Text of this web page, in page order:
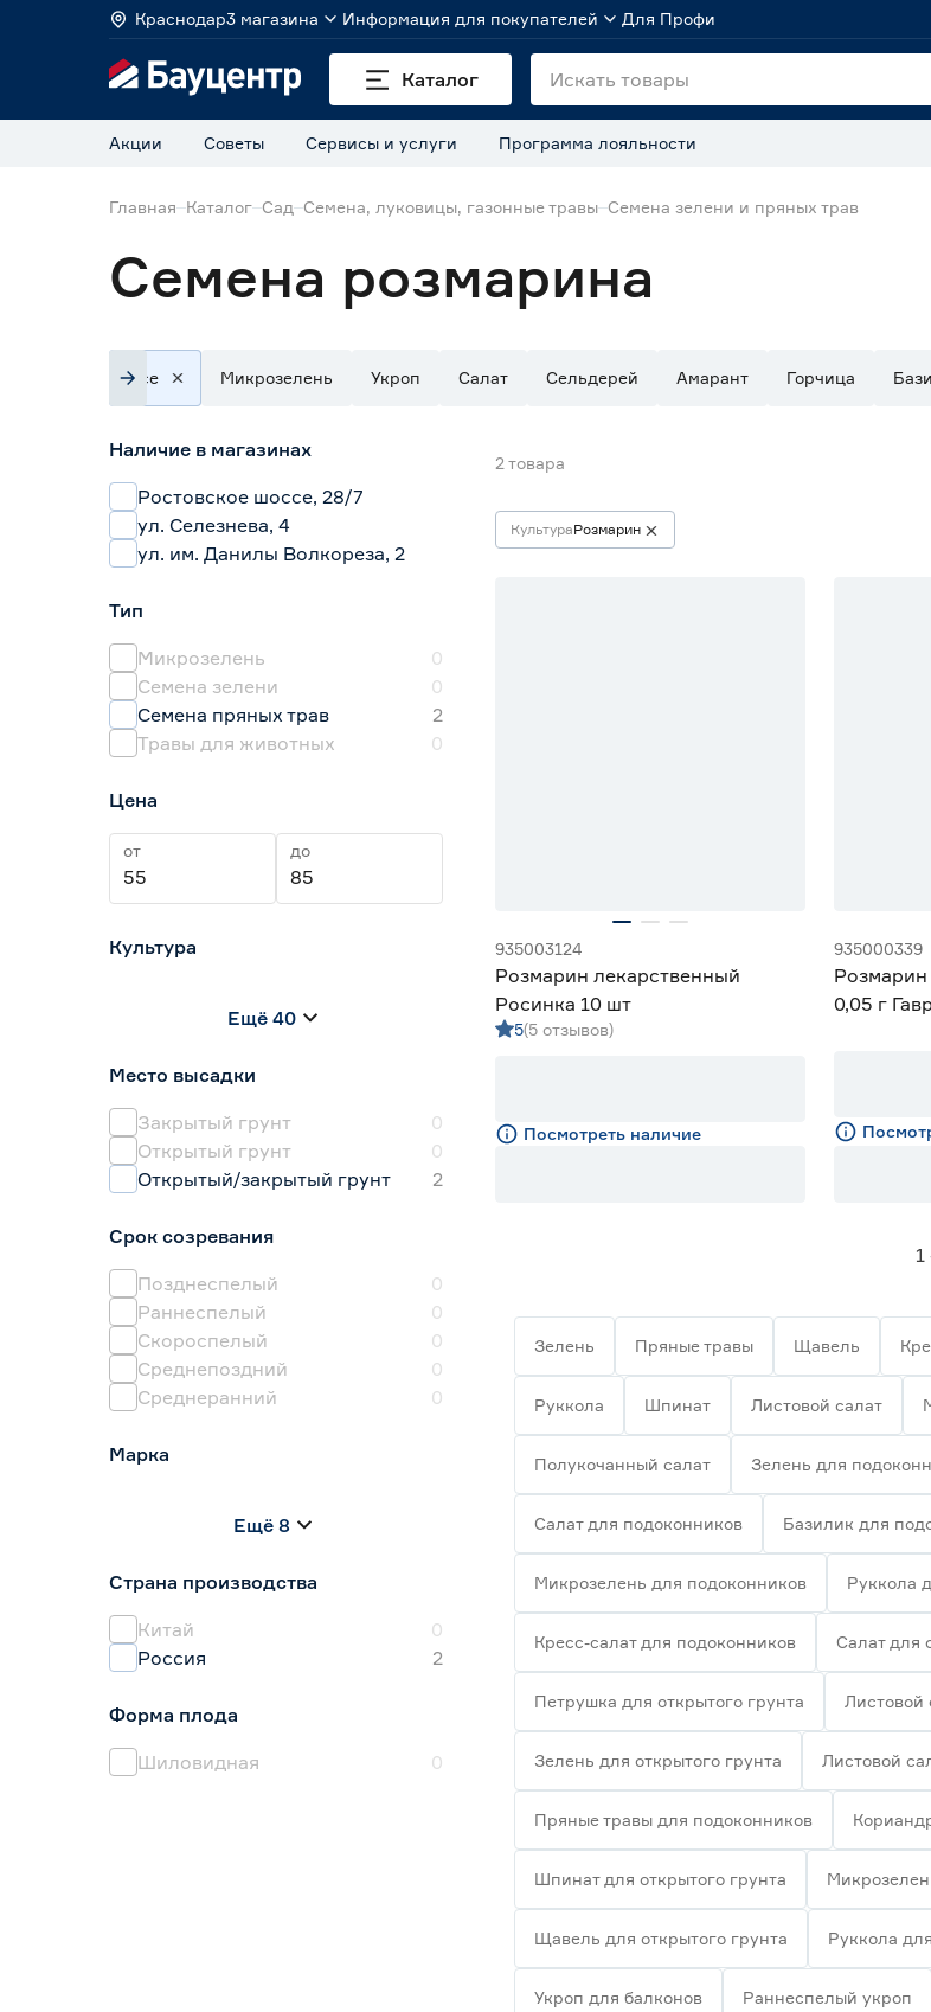
Краснодар3 магазина Информация для покупателей Для Профи
Каталог
Акции Советы Сервисы и услуги Программа лояльности
Главная Каталог Сад Семена, луковицы, газонные травы Семена зелени и пряных трав
Семена розмарина
Все Микрозелень Укроп Салат Сельдерей Амарант Горчица
Наличие в магазинах
Ростовское шоссе, 28/7
ул. Селезнева, 4
ул. им. Данилы Волкореза, 2
Тип
Микрозелень
0
Семена зелени
0
Семена пряных трав
2
Травы для животных
0
Цена
от до
Культура
Горчица
Ещё 40
Место высадки
Закрытый грунт
0
Открытый грунт
0
Открытый/закрытый грунт
2
Срок созревания
Позднеспелый
0
Раннеспелый
0
Скороспелый
0
Среднепоздний
0
Среднеранний
0
Марка
Гавриш
Ещё 8
Страна производства
Китай
0
Россия
2
Форма плода
Шиловидная
0
2 товара
КультураРозмарин
935003124
Розмарин лекарственный
Росинка 10 шт
5(5 отзывов)
Посмотреть наличие
935000339
0,05 г
1
Зелень Пряные травы Щавель
Руккола Шпинат Листовой салат
Полукочанный салат Зелень для
Салат для подоконников Базилик для
Микрозелень для подоконников Руккола
Кресс-салат для подоконников Салат для
Петрушка для открытого грунта Листовой
Зелень для открытого грунта Листовой
Пряные травы для подоконников
Шпинат для открытого грунта
Щавель для открытого грунта Руккола
Укроп для балконов Раннеспелый укроп